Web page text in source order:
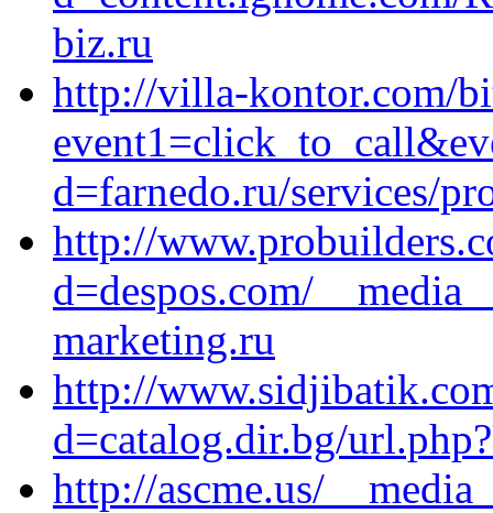
biz.ru
http://villa-kontor.com/
d=farnedo.ru/services/
http://
d=despos.com/
marketing.ru
http://
d=catalog.dir.bg/
http://ascme.us/